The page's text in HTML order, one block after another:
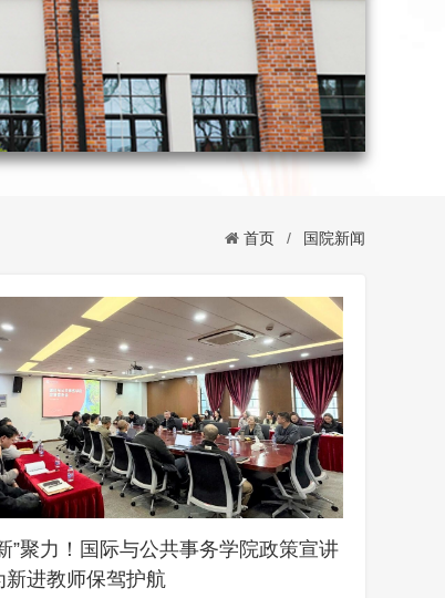
首页 / 国院新闻
”聚力！国际与公共事务学院政策宣讲
新进教师保驾护航